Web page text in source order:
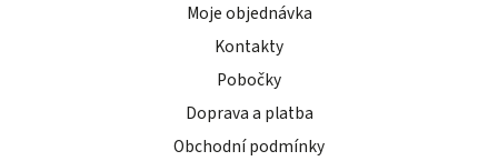
Moje objednávka
Kontakty
Pobočky
Doprava a platba
Obchodní podmínky